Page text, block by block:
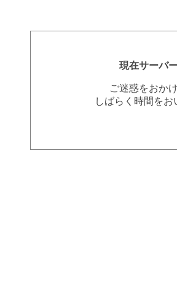
現在サーバ
ご迷惑をおか
しばらく時間を